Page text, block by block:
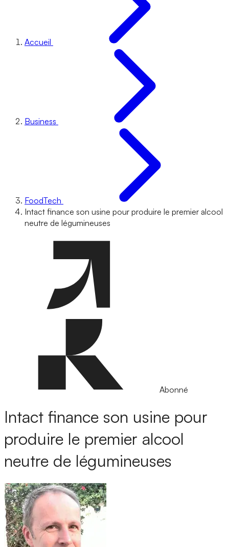
Accueil
Business
FoodTech
Intact finance son usine pour produire le premier alcool
neutre de légumineuses
Abonné
Intact finance son usine pour
produire le premier alcool
neutre de légumineuses